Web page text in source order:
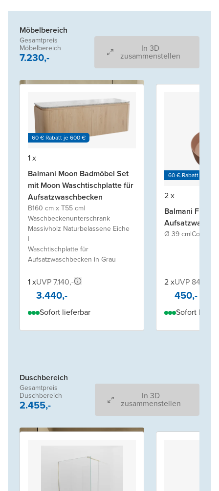
Möbelbereich
Gesamtpreis
Möbelbereich
7.230,-
In 3D
zusammenstellen
60 € Rabatt je 600 €
1 x
Balmani Moon Badmöbel Set
mit Moon Waschtischplatte für
Aufsatzwaschbecken
B160 cm x T55 cm|
Waschbeckenunterschrank
Massivholz Naturbelassene Eiche
|
Waschtischplatte für
Aufsatzwaschbecken in Grau
1 xUVP 7.140,-
3.440,-
Sofort lieferbar
60 € Rabatt je 600
2 x
Balmani Fiyi
Ø 39 cm|Cotto
2 xUVP 840,-
450,-
Sofort
Duschbereich
Gesamtpreis
Duschbereich
2.455,-
In 3D
zusammenstellen